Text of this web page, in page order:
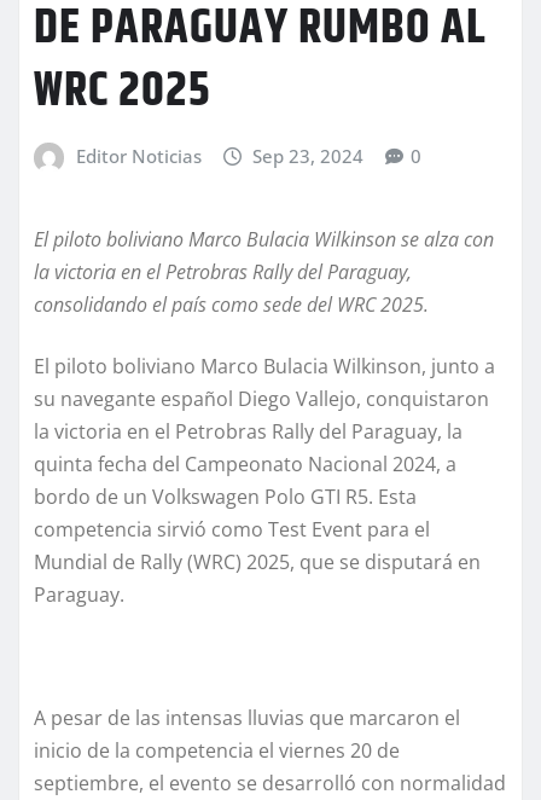
DE PARAGUAY RUMBO AL
WRC 2025
Editor Noticias Sep 23, 2024 0
El piloto boliviano Marco Bulacia Wilkinson se alza con
la victoria en el Petrobras Rally del Paraguay,
consolidando el país como sede del WRC 2025.
El piloto boliviano Marco Bulacia Wilkinson, junto a
su navegante español Diego Vallejo, conquistaron
la victoria en el Petrobras Rally del Paraguay, la
quinta fecha del Campeonato Nacional 2024, a
bordo de un Volkswagen Polo GTI R5. Esta
competencia sirvió como Test Event para el
Mundial de Rally (WRC) 2025, que se disputará en
Paraguay.
A pesar de las intensas lluvias que marcaron el
inicio de la competencia el viernes 20 de
septiembre, el evento se desarrolló con normalidad